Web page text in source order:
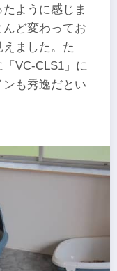
ように感じま
ど変わってお
ました。た
VC-CLS1」に
も秀逸だとい